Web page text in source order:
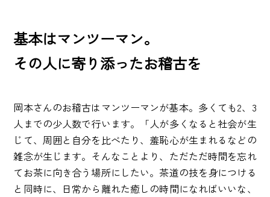
基本はマンツーマン。
その人に寄り添ったお稽古を
岡本さんのお稽古はマンツーマンが基本。多くても2、3
人までの少人数で行います。「人が多くなると社会が生
じて、周囲と自分を比べたり、羞恥心が生まれるなどの
雑念が生じます。そんなことより、ただただ時間を忘れ
てお茶に向き合う場所にしたい。茶道の技を身につける
と同時に、日常から離れた癒しの時間になればいいな、